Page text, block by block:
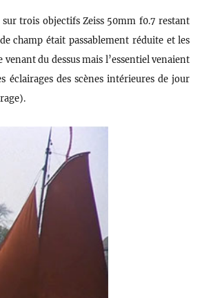
trois objectifs Zeiss 50mm f0.7 restant
champ était passablement réduite et les
du dessus mais l’essentiel venaient
éclairages des scènes intérieures de jour